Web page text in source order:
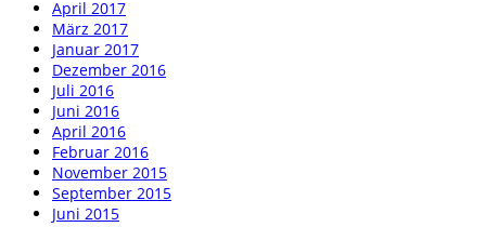
April 2017
März 2017
Januar 2017
Dezember 2016
Juli 2016
Juni 2016
April 2016
Februar 2016
November 2015
September 2015
Juni 2015